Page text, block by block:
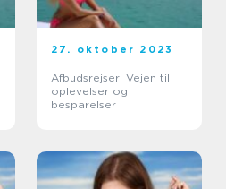
27. oktober 2023
Afbudsrejser: Vejen til
oplevelser og
besparelser